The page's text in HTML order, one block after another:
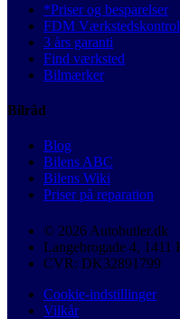
*Priser og besparelser
FDM Værkstedskontrol
3 års garanti
Find værksted
Bilmærker
Bilråd
Blog
Bilens ABC
Bilens Wiki
Priser på reparation
© 2026 Autobutler.dk
Langebrogade 4, 1411
CVR: DK32891799
Cookie-indstillinger
Vilkår